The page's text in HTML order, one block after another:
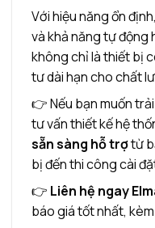
Với hiệu năng ổn
và khả năng tự động
không chỉ là thiết bị
tư dài hạn cho chất
👉 Nếu bạn muốn
tư vấn thiết kế hệ
sẵn sàng hỗ trợtừ
bị đến thi công cài
👉 Liên hệ ngay
báo giá tốt nhất,